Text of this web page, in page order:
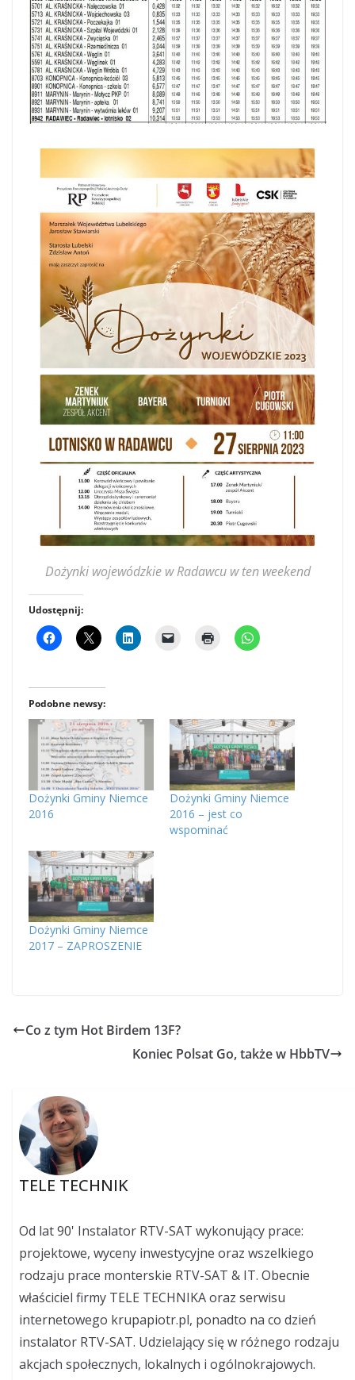
Dożynki wojewódzkie w Radawcu w ten weekend
Udostępnij:
Podobne newsy:
Dożynki Gminy Niemce
2016
Dożynki Gminy Niemce
2016 – jest co
wspominać
Dożynki Gminy Niemce
2017 – ZAPROSZENIE
Co z tym Hot Birdem 13F?
Koniec Polsat Go, także w HbbTV
TELE TECHNIK
Od lat 90' Instalator RTV-SAT wykonujący prace:
projektowe, wyceny inwestycyjne oraz wszelkiego
rodzaju prace monterskie RTV-SAT & IT. Obecnie
właściciel firmy TELE TECHNIKA oraz serwisu
internetowego krupapiotr.pl, ponadto na co dzień
instalator RTV-SAT. Udzielający się w różnego rodzaju
akcjach społecznych, lokalnych i ogólnokrajowych.